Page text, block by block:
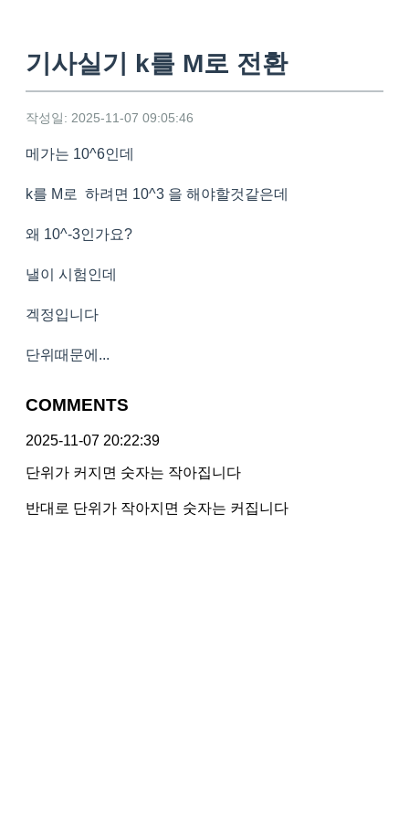
기사실기 k를 M로 전환
작성일: 2025-11-07 09:05:46
메가는 10^6인데
k를 M로 하려면 10^3 을 해야할것같은데
왜 10^-3인가요?
낼이 시험인데
겍정입니다
단위때문에...
COMMENTS
2025-11-07 20:22:39
단위가 커지면 숫자는 작아집니다
반대로 단위가 작아지면 숫자는 커집니다